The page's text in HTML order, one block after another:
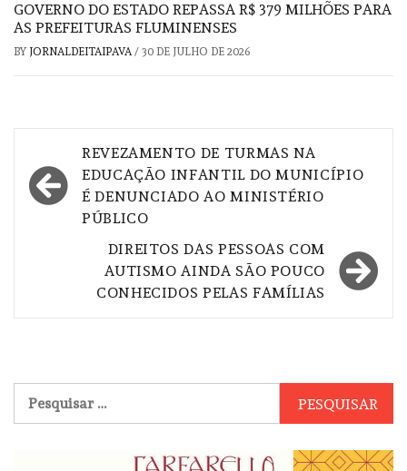
GOVERNO DO ESTADO REPASSA R$ 379 MILHÕES PARA
AS PREFEITURAS FLUMINENSES
BY JORNALDEITAIPAVA/ 30 DE JULHO DE 2026
Navegação
de
Post
REVEZAMENTO DE TURMAS NA
EDUCAÇÃO INFANTIL DO MUNICÍPIO
É DENUNCIADO AO MINISTÉRIO
PÚBLICO
DIREITOS DAS PESSOAS COM
AUTISMO AINDA SÃO POUCO
CONHECIDOS PELAS FAMÍLIAS
por: